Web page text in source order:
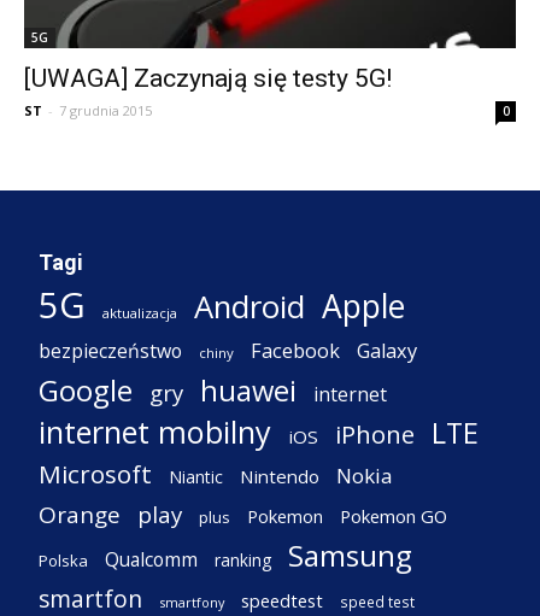
5G
[UWAGA] Zaczynają się testy 5G!
ST - 7 grudnia 2015 0
Tagi
5G aktualizacja Android Apple
bezpieczeństwo chiny Facebook Galaxy
Google gry huawei internet
internet mobilny iOS iPhone LTE
Microsoft Niantic Nintendo Nokia
Orange play plus Pokemon Pokemon GO
Polska Qualcomm ranking Samsung
smartfon smartfony speedtest speed test